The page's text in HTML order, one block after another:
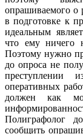
опрашиваемого о
в подготовке к
идеальным
что ему ничего
Поэтому нужно
до опроса не
преступлении
оперативных
должен как
Полиграфолог
сообщить